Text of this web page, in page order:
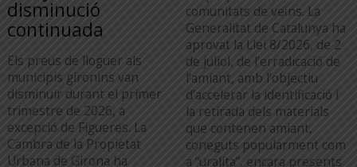
disminució
continuada
Els preus de lloguer als
municipis gironins van
disminuir durant el primer
trimestre de 2026, a
excepció de Figueres. La
Cambra de la Propietat
Urbana de Girona ha
comunitats de veïns. La
Generalitat de Catalunya ha
aprovat la Llei 8/2026, de 2
de juliol, de l’erradicació de
l’amiant, amb l’objectiu
d’accelerar la identificació i
la retirada dels materials
que contenen amiant,
coneguts popularment com
a “uralita”, encara presents